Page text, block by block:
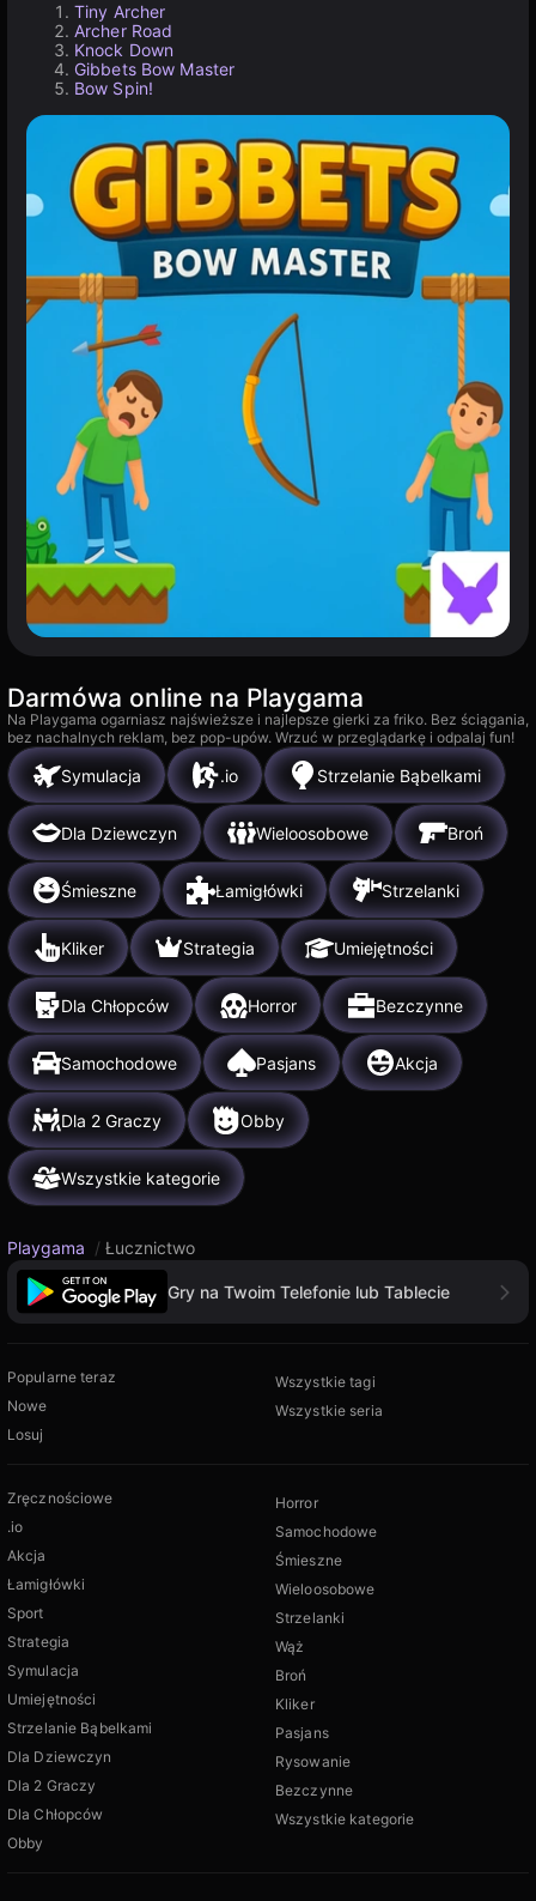
Tiny Archer
Archer Road
Knock Down
Gibbets Bow Master
Bow Spin!
Darmówa online na Playgama
Na Playgama ogarniasz najświeższe i najlepsze gierki za friko. Bez ściągania,
bez nachalnych reklam, bez pop-upów. Wrzuć w przeglądarkę i odpalaj fun!
Symulacja .io Strzelanie Bąbelkami
Dla Dziewczyn Wieloosobowe Broń
Śmieszne Łamigłówki Strzelanki
Kliker Strategia Umiejętności
Dla Chłopców Horror Bezczynne
Samochodowe Pasjans Akcja
Dla 2 Graczy Obby
Wszystkie kategorie
Playgama / Łucznictwo
Gry na Twoim Telefonie lub Tablecie
Popularne teraz
Nowe
Losuj
Wszystkie tagi
Wszystkie seria
Zręcznościowe
.io
Akcja
Łamigłówki
Sport
Strategia
Symulacja
Umiejętności
Strzelanie Bąbelkami
Dla Dziewczyn
Dla 2 Graczy
Dla Chłopców
Obby
Horror
Samochodowe
Śmieszne
Wieloosobowe
Strzelanki
Wąż
Broń
Kliker
Pasjans
Rysowanie
Bezczynne
Wszystkie kategorie